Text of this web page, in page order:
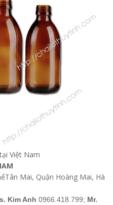
Việt Nam
Mai, Quận Hoàng Mai, Hà
Kim Anh 0966.418.799; Mr.